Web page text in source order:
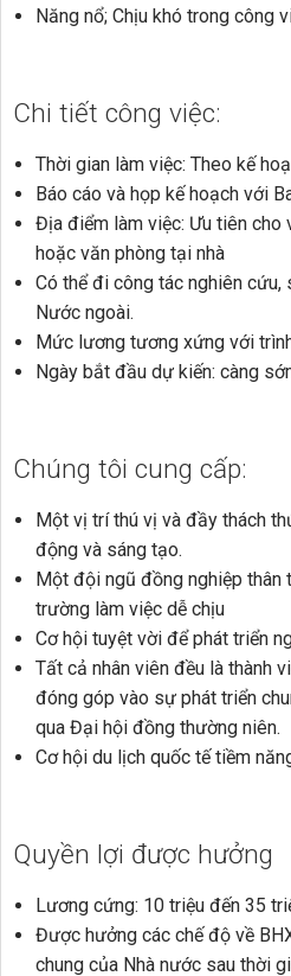
Năng nổ; Chịu khó trong công
Chi tiết công việc:
Thời gian làm việc: Theo kế
Báo cáo và họp kế hoạch với
Địa điểm làm việc: Ưu tiên cho
hoặc văn phòng tại nhà
Có thể đi công tác nghiên
Nước ngoài.
Mức lương tương xứng với
Ngày bắt đầu dự kiến: càng
Chúng tôi cung cấp:
Một vị trí thú vị và đầy thách
động và sáng tạo.
Một đội ngũ đồng nghiệp thân
trường làm việc dễ chịu
Cơ hội tuyệt vời để phát triển
Tất cả nhân viên đều là thành
đóng góp vào sự phát triển
qua Đại hội đồng thường niên.
Cơ hội du lịch quốc tế tiềm
Quyền lợi được hưởng
Lương cứng: 10 triệu đến 35
Được hưởng các chế độ về
chung của Nhà nước sau thời